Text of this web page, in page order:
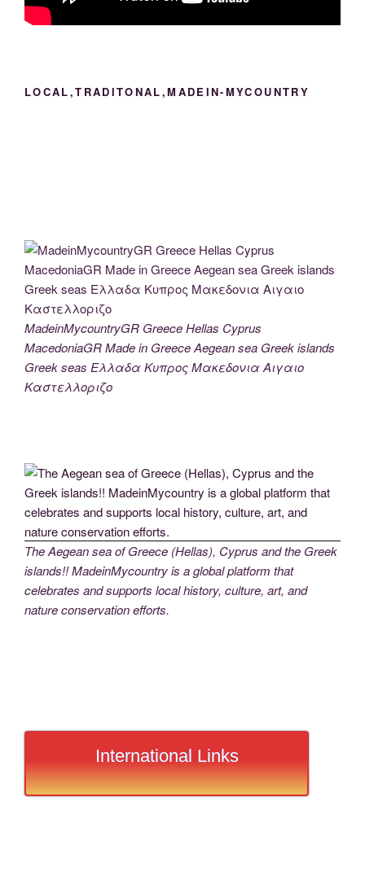
LOCAL,TRADITONAL,MADEIN-MYCOUNTRY
MadeinMycountryGR Greece Hellas Cyprus
MacedoniaGR Made in Greece Aegean sea Greek islands
Greek seas Ελλαδα Κυπρος Μακεδονια Αιγαιο
Καστελλοριζο
The Aegean sea of Greece (Hellas), Cyprus and the Greek
islands!! MadeinMycountry is a global platform that
celebrates and supports local history, culture, art, and
nature conservation efforts.
International Links